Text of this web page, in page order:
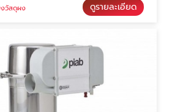
งวัสดุผง ดูรายละเอียด